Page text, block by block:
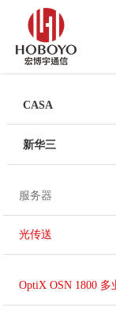
CASA
新华三
服务器
光传送